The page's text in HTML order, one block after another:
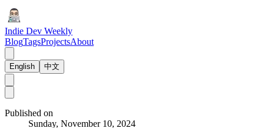
Indie Dev Weekly
BlogTagsProjectsAbout
English 中文
Published on
Sunday, November 10, 2024